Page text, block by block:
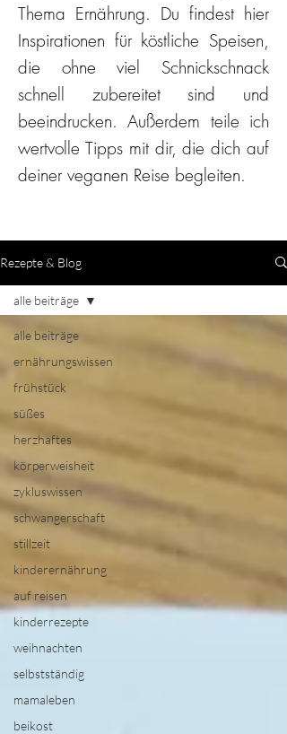
Thema Ernährung. Du findest hier
Inspirationen für köstliche Speisen,
die ohne viel Schnickschnack
schnell zubereitet sind und
beeindrucken. Außerdem teile ich
wertvolle Tipps mit dir, die dich auf
deiner veganen Reise begleiten.
Rezepte & Blog
alle beiträge
ernährungswissen
frühstück
süßes
herzhaftes
körperweisheit
zykluswissen
schwangerschaft
stillzeit
kinderernährung
auf reisen
kinderrezepte
weihnachten
selbstständig
mamaleben
beikost
alle beiträge